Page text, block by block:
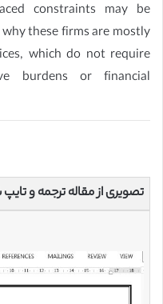
constraints may be
these firms are mostly
which do not require
burdens or financial
تصویری از مقاله ترجمه و تایپ